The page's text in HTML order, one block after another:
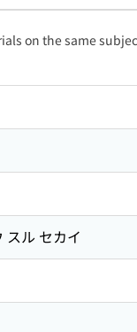
on the same
スル セカイ